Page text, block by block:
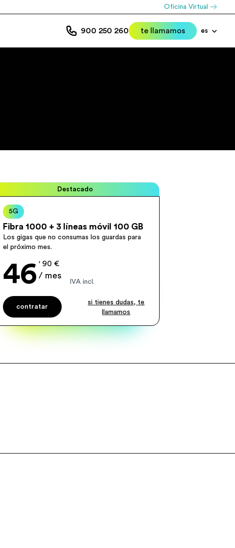
Oficina Virtual
900 250 260 te llamamos es
Destacado
5G
Fibra 1000 + 3 líneas móvil 100 GB
Los gigas que no consumas los guardas para
el próximo mes.
46 ' 90 €
/ mes
IVA incl.
contratar
si tienes dudas, te
llamamos